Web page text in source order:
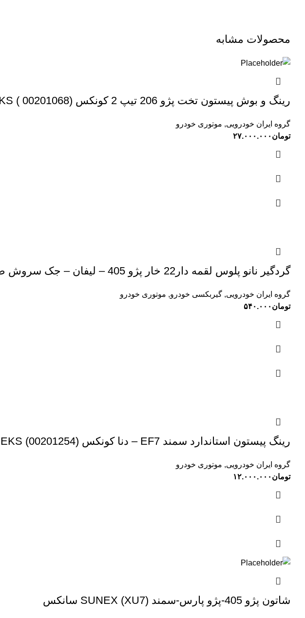
محصولات مشابه
رینگ و بوش پیستون تخت پژو 206 تیپ 2 کونکس KONEKS ( 00201068)
گروه ایران خودرویی, موتوری خودرو
تومان ۲۷.۰۰۰.۰۰۰
گردگیر نانو پلوس لقمه دار22 خار پژو 405 – لیفان – جک سروش صنعت(1000013)
گروه ایران خودرویی, گیربکسی خودرو, موتوری خودرو
تومان ۵۴۰.۰۰۰
رینگ پیستون استاندارد سمند EF7 – دنا کونکس KONEKS (00201254)
گروه ایران خودرویی, موتوری خودرو
تومان ۱۲.۰۰۰.۰۰۰
شاتون پژو 405-پژو پارس-سمند (XU7) SUNEX سانکس